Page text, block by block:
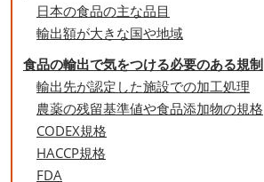
日本の食品の主な品目
輸出額が大きな国や地域
食品の輸出で気をつける必要のある規制
輸出先が認定した施設での加工処理
農薬の残留基準値や食品添加物の規格
CODEX規格
HACCP規格
FDA